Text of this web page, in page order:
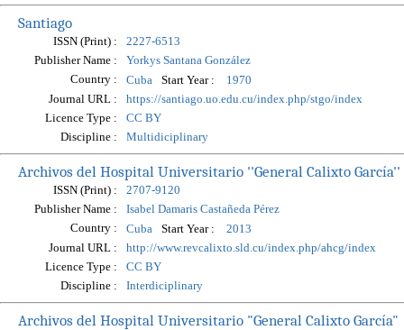
Santiago
ISSN (Print) :
2227-6513
Publisher Name :
Yorkys Santana González
Country :
Cuba Start Year :
1970
Journal URL :
https://santiago.uo.edu.cu/index.php/stgo/index
Licence Type :
CC BY
Discipline :
Multidiciplinary
Archivos del Hospital Universitario ''General Calixto García''
ISSN (Print) :
2707-9120
Publisher Name :
Isabel Damaris Castañeda Pérez
Country :
Cuba Start Year :
2013
Journal URL :
http://www.revcalixto.sld.cu/index.php/ahcg/index
Licence Type :
CC BY
Discipline :
Interdiciplinary
Archivos del Hospital Universitario "General Calixto García"